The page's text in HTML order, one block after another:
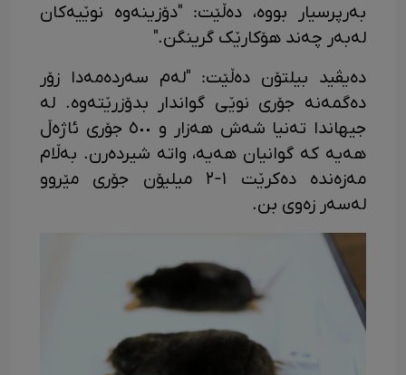
بەرپرسیار بووە، دەڵێت: "دۆزینەوە نوێیەکان
لەبەر چەند هۆکارێک گرینگن."
دەیڤید بیلتۆن دەڵێت: "لەم سەردەمەدا زۆر
دەگمەنە جۆری نوێی گواندار بدۆزرێتەوە. لە
جیهاندا تەنیا شەش هەزار و ٥٠٠ جۆری ئاژەڵ
هەیە کە گوانیان هەیە، واتە شیردەرن. بەڵام
مەزەندە دەکرێت ١-٢ میلیۆن جۆری مێروو
لەسەر زەوی بن.